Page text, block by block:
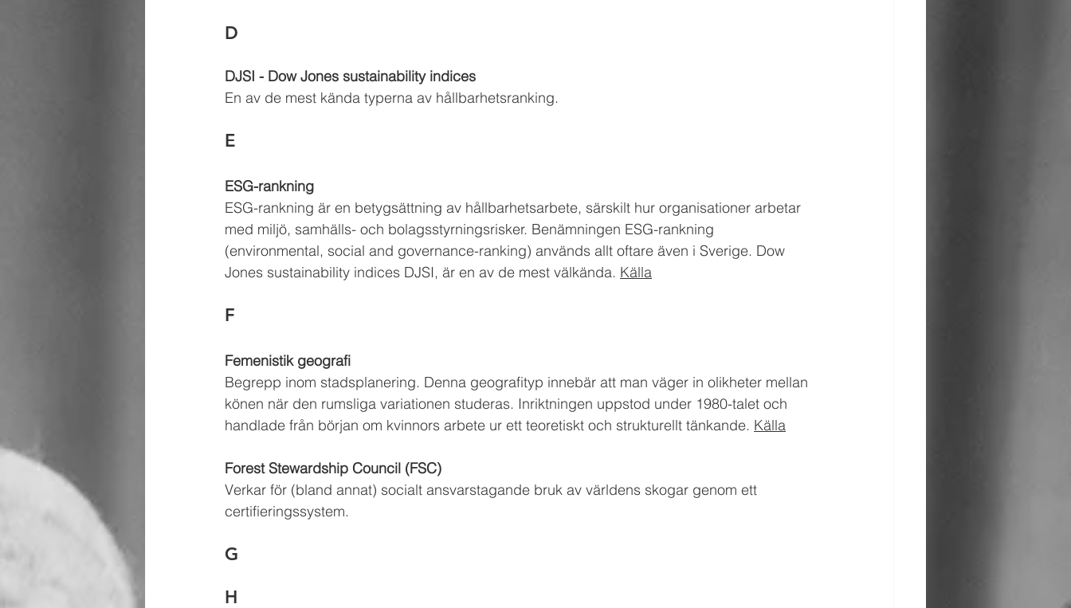
D
DJSI - Dow Jones sustainability indices
En av de mest kända typerna av hållbarhetsranking.
E
ESG-rankning
ESG-rankning är en betygsättning av hållbarhetsarbete, särskilt hur organisationer arbetar
med miljö, samhälls- och bolagsstyrningsrisker. Benämningen ESG-rankning
(environmental, social and governance-ranking) används allt oftare även i Sverige. Dow
Jones sustainability indices DJSI, är en av de mest välkända. Källa
F
Femenistik geografi
Begrepp inom stadsplanering. Denna geografityp innebär att man väger in olikheter mellan
könen när den rumsliga variationen studeras. Inriktningen uppstod under 1980-talet och
handlade från början om kvinnors arbete ur ett teoretiskt och strukturellt tänkande. Källa
Forest Stewardship Council (FSC)
Verkar för (bland annat) socialt ansvarstagande bruk av världens skogar genom ett
certifieringssystem.
G
H